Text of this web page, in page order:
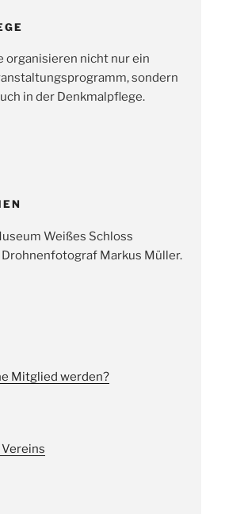
organisieren nicht nur ein
sondern
in der Denkmalpflege.
Weißes Schloss
Markus Müller.
Mitglied werden?